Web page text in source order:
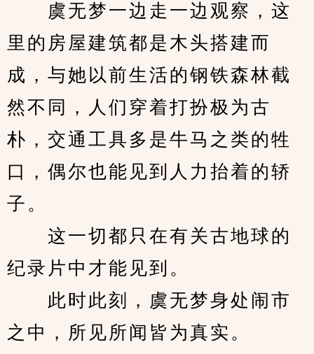
虞无梦一边走一边观察，这
里的房屋建筑都是木头搭建而
成，与她以前生活的钢铁森林截
然不同，人们穿着打扮极为古
朴，交通工具多是牛马之类的牲
口，偶尔也能见到人力抬着的轿
子。
这一切都只在有关古地球的
纪录片中才能见到。
此时此刻，虞无梦身处闹市
之中，所见所闻皆为真实。